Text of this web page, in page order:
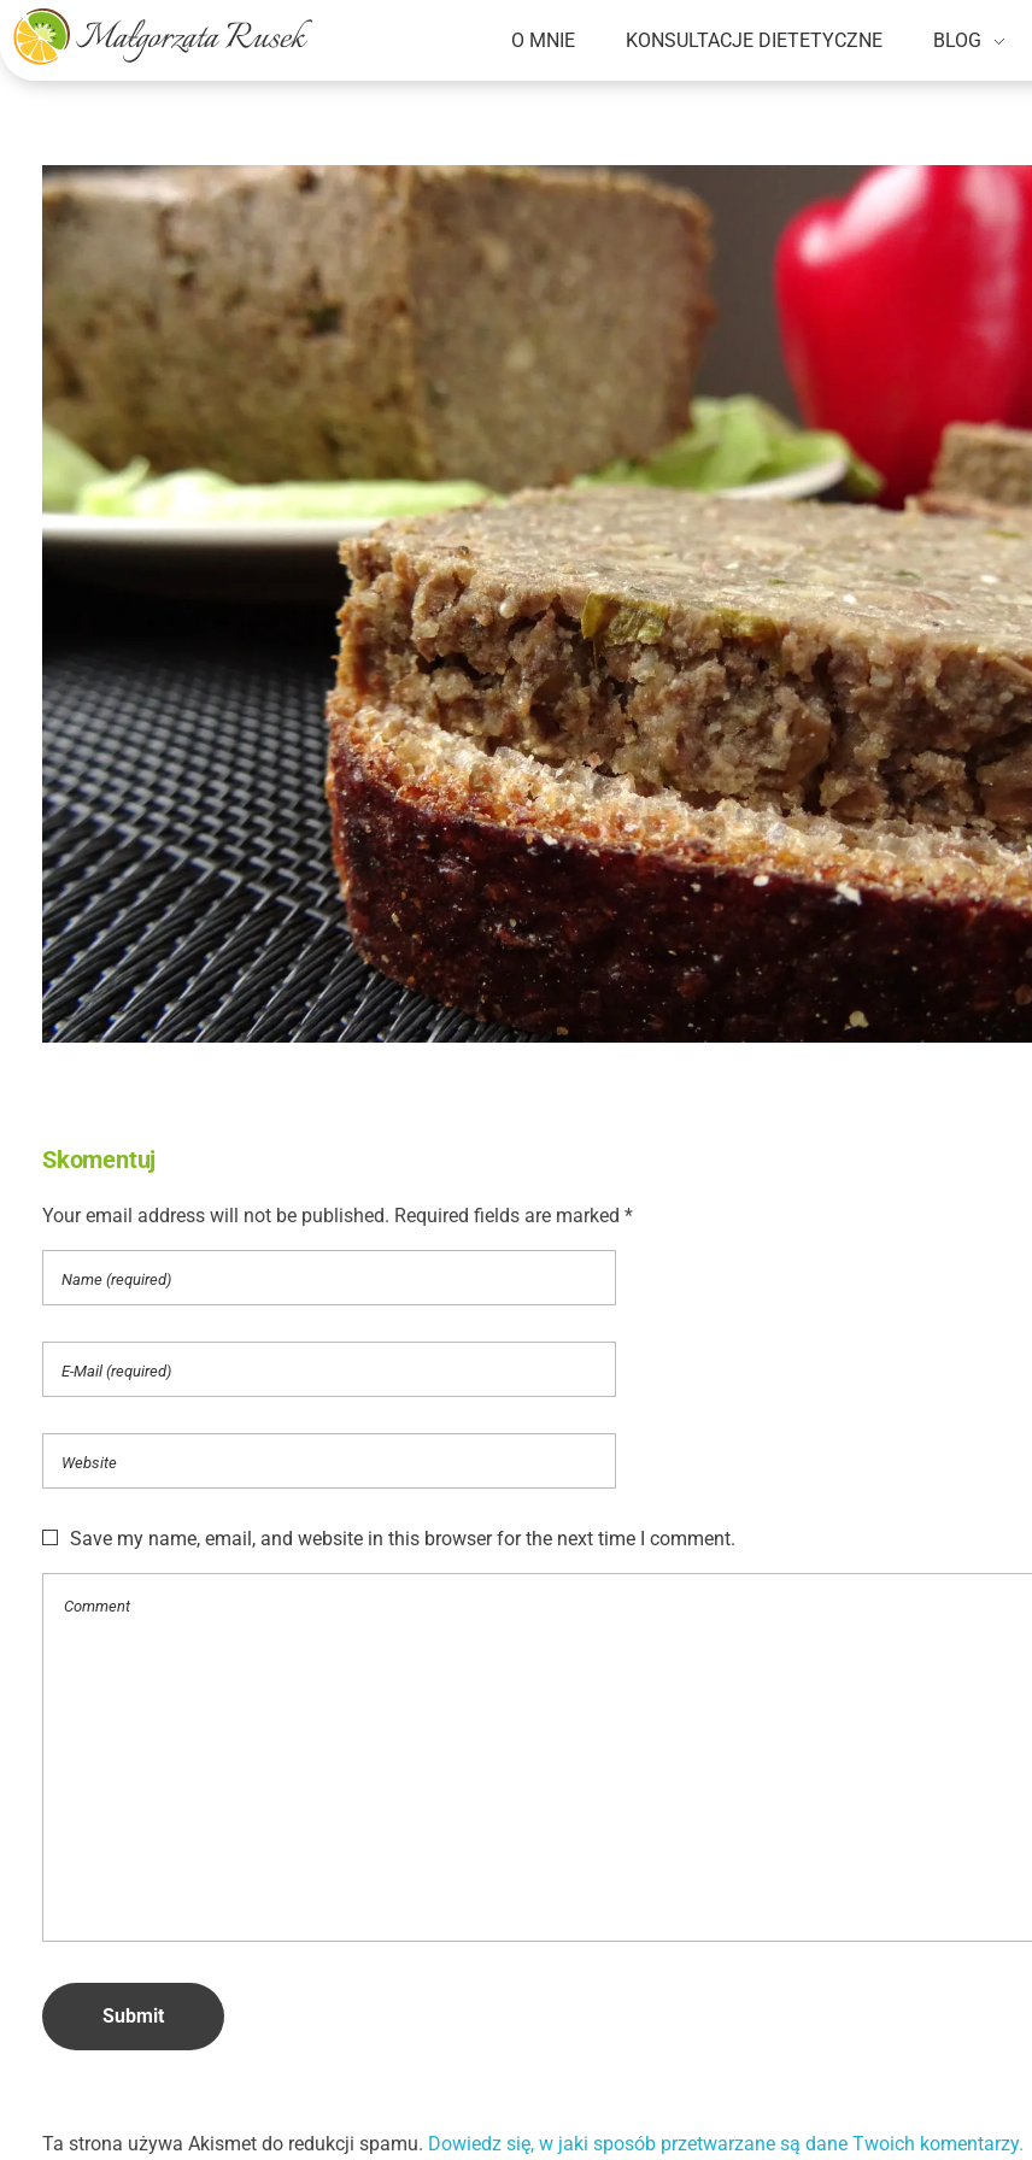
Małgorzata Rusek - dietetyk z pasją
Dietetyka kliniczna & Psychodietetyka
O MNIE KONSULTACJE DIETETYCZNE BLOG
Skomentuj
Your email address will not be published. Required fields are marked *
Save my name, email, and website in this browser for the next time I comment.
Ta strona używa Akismet do redukcji spamu. Dowiedz się, w jaki sposób przetwarzane są dane Twoich komentarzy.